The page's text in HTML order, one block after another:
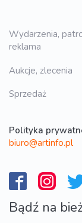
Wydarzenia,
reklama
Aukcje, zlecenia
Sprzedaż
Polityka
biuro@artinfo.pl
Bądź na